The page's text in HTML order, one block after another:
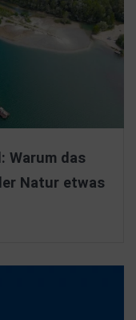
Warum das
Natur etwas